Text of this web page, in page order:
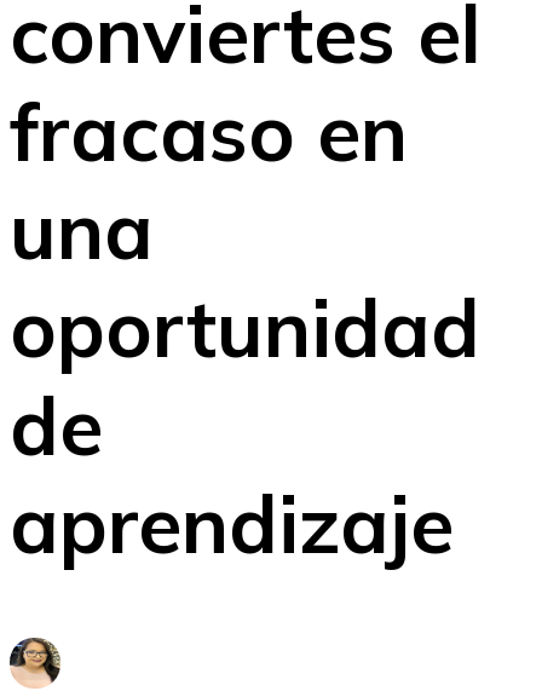
conviertes el
fracaso en
una
oportunidad
de
aprendizaje